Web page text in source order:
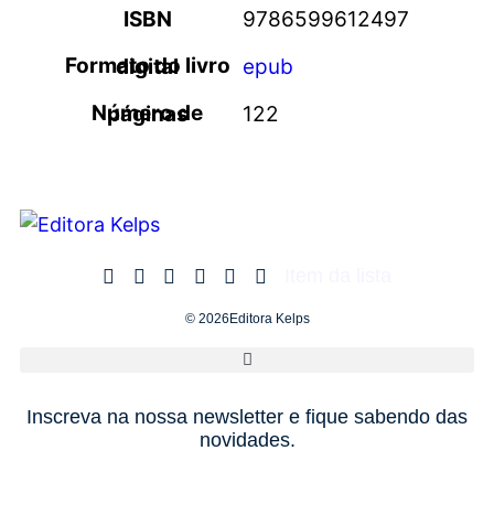
ISBN
9786599612497
Formato do livro digital
epub
Número de páginas
122
© 2026Editora Kelps
Inscreva na nossa newsletter e fique sabendo das
novidades.